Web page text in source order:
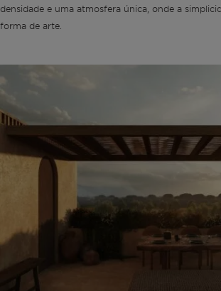
densidade e uma atmosfera única, onde a
forma de arte.